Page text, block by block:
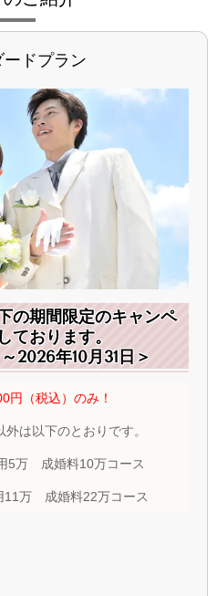
ードプラン
の期間限定のキャンペ
ております。
2026年10月31日＞
円（税込）のみ！
は以下のとおりです。
5万 成婚料10万コース
万 成婚料22万コース